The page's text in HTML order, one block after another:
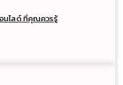
นไลด์ ที่คุณควรรู้